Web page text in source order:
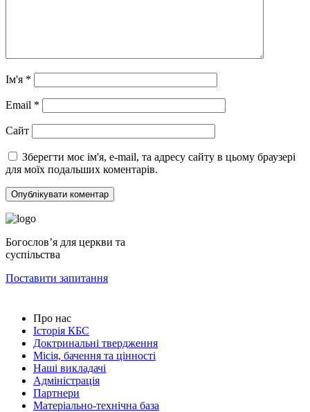
Ім'я *
Email *
Сайт
Зберегти моє ім'я, e-mail, та адресу сайту в цьому браузері
для моїх подальших коментарів.
Богословʼя для церкви та
суспільства
Поставити запитання
Про нас
Історія КБС
Доктринальні твердження
Місія, бачення та цінності
Наші викладачі
Адміністрація
Партнери
Матеріально-технічна база